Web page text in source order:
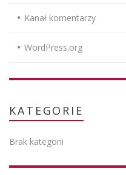
Kanał komentarzy
WordPress.org
KATEGORIE
Brak kategorii